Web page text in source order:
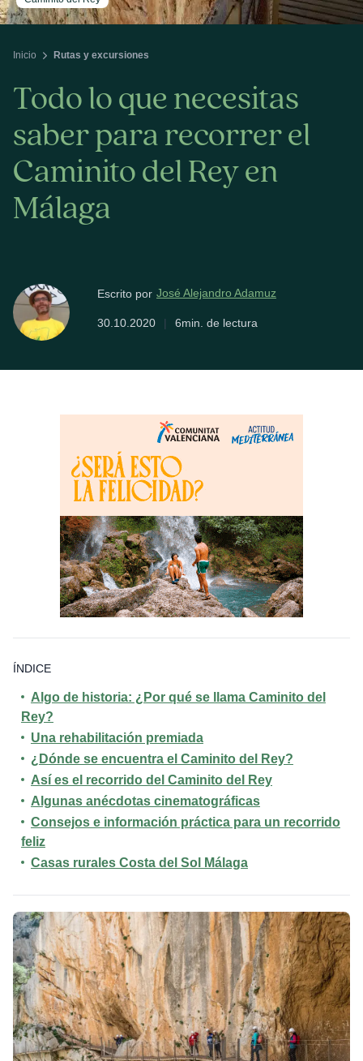
Inicio Rutas y excursiones
Todo lo que necesitas
saber para recorrer el
Caminito del Rey en
Málaga
Escrito por José Alejandro Adamuz
30.10.2020 | 6min. de lectura
ÍNDICE
Algo de historia: ¿Por qué se llama Caminito del
Rey?
Una rehabilitación premiada
¿Dónde se encuentra el Caminito del Rey?
Así es el recorrido del Caminito del Rey
Algunas anécdotas cinematográficas
Consejos e información práctica para un recorrido
feliz
Casas rurales Costa del Sol Málaga